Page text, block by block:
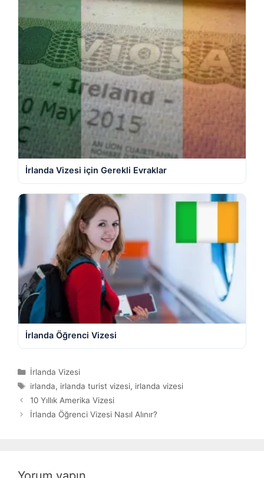
İrlanda Vizesi için Gerekli Evraklar
İrlanda Öğrenci Vizesi
Kategoriler
İrlanda Vizesi
Etiketler
irlanda, irlanda turist vizesi, irlanda vizesi
10 Yıllık Amerika Vizesi
İrlanda Öğrenci Vizesi Nasıl Alınır?